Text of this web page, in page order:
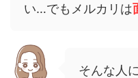
い…でもメルカリは
そんな人